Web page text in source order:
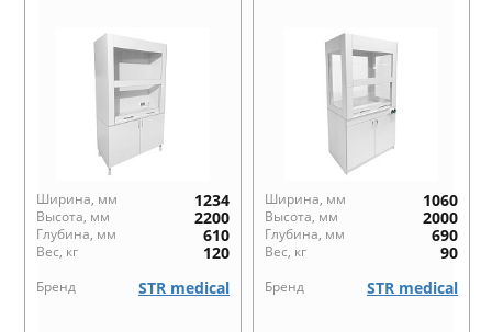
Ширина, мм 1234
Высота, мм 2200
Глубина, мм 610
Вес, кг 120
Бренд STR medical
Ширина, мм 1060
Высота, мм 2000
Глубина, мм 690
Вес, кг 90
Бренд STR medical